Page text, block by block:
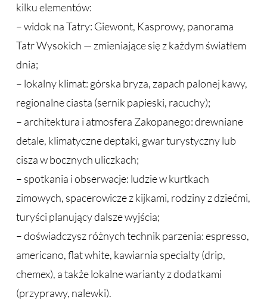
kilku elementów:
– widok na Tatry: Giewont, Kasprowy, panorama
Tatr Wysokich — zmieniające się z każdym światłem
dnia;
– lokalny klimat: górska bryza, zapach palonej kawy,
regionalne ciasta (sernik papieski, racuchy);
– architektura i atmosfera Zakopanego: drewniane
detale, klimatyczne deptaki, gwar turystyczny lub
cisza w bocznych uliczkach;
– spotkania i obserwacje: ludzie w kurtkach
zimowych, spacerowicze z kijkami, rodziny z dziećmi,
turyści planujący dalsze wyjścia;
– doświadczysz różnych technik parzenia: espresso,
americano, flat white, kawiarnia specialty (drip,
chemex), a także lokalne warianty z dodatkami
(przyprawy, nalewki).